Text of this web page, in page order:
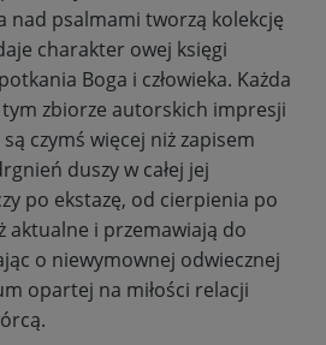
nad psalmami tworzą kolekcję
charakter owej księgi
Boga i człowieka. Każda
tym zbiorze autorskich impresji
czymś więcej niż zapisem
duszy w całej jej
po ekstazę, od cierpienia po
aktualne i przemawiają do
o niewymownej odwiecznej
opartej na miłości relacji